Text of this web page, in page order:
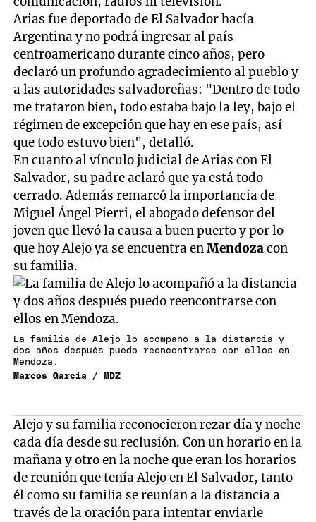
Arias fue deportado de El Salvador hacía
Argentina y no podrá ingresar al país
centroamericano durante cinco años, pero
declaró un profundo agradecimiento al pueblo y
a las autoridades salvadoreñas: "Dentro de todo
me trataron bien, todo estaba bajo la ley, bajo el
régimen de excepción que hay en ese país, así
que todo estuvo bien", detalló.
En cuanto al vínculo judicial de Arias con El
Salvador, su padre aclaró que ya está todo
cerrado. Además remarcó la importancia de
Miguel Ángel Pierri, el abogado defensor del
joven que llevó la causa a buen puerto y por lo
que hoy Alejo ya se encuentra enMendozacon
su familia.
La familia de Alejo lo acompañó a la distancia y
dos años después puedo reencontrarse con ellos en
Mendoza.
Marcos Garcia / MDZ
Alejo y su familia reconocieron rezar día y noche
cada día desde su reclusión. Con un horario en la
mañana y otro en la noche que eran los horarios
de reunión que tenía Alejo en El Salvador, tanto
él como su familia se reunían a la distancia a
través de la oración para intentar enviarle